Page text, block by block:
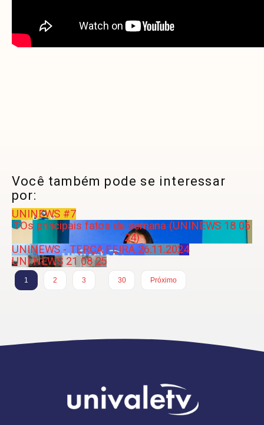
Você também pode se interessar
por:
UNINEWS #7
TOs principais fatos da semana (UNINEWS 18 06
24)
UNINEWS - TERÇA FEIRA 26.11.2024
UNI NEWS 21 08 25
1 2 3
30
Próximo